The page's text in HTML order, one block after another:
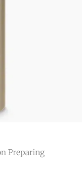
Preparing